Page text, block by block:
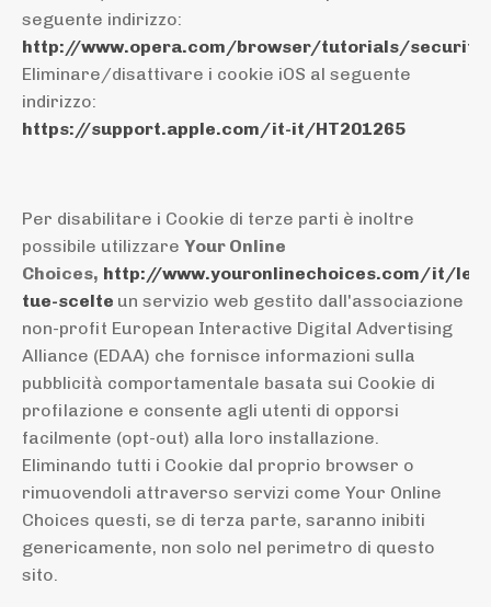
seguente indirizzo:
http://www.opera.com/browser/tutorials/
Eliminare/disattivare i cookie iOS al seguente
indirizzo:
https://support.apple.com/it-it/HT201265
Per disabilitare i Cookie di terze parti è inoltre
possibile utilizzare Your Online
Choices, http://www.youronlinechoices.com/it/le-
tue-scelte un servizio web gestito dall'associazione
non-profit European Interactive Digital Advertising
Alliance (EDAA) che fornisce informazioni sulla
pubblicità comportamentale basata sui Cookie di
profilazione e consente agli utenti di opporsi
facilmente (opt-out) alla loro installazione.
Eliminando tutti i Cookie dal proprio browser o
rimuovendoli attraverso servizi come Your Online
Choices questi, se di terza parte, saranno inibiti
genericamente, non solo nel perimetro di questo
sito.